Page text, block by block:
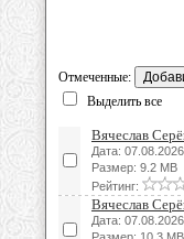
Отмеченные:
Выделить все
Вячеслав
Дата: 07.08.2026
Размер: 9.2 MB
Рейтинг:
Вячеслав
Дата: 07.08.2026